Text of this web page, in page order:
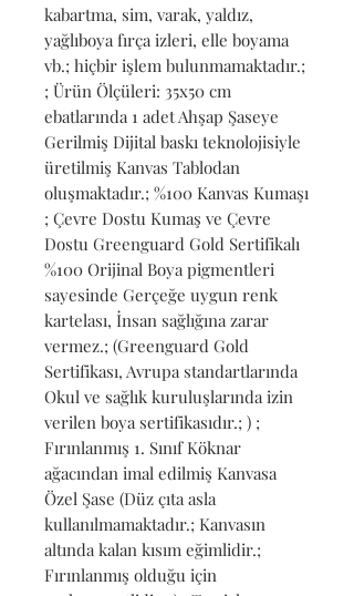
kabartma, sim, varak, yaldız,
yağlıboya fırça izleri, elle boyama
vb.; hiçbir işlem bulunmamaktadır.;
; Ürün Ölçüleri: 35x50 cm
ebatlarında 1 adet Ahşap Şaseye
Gerilmiş Dijital baskı teknolojisiyle
üretilmiş Kanvas Tablodan
oluşmaktadır.; %100 Kanvas Kumaşı
; Çevre Dostu Kumaş ve Çevre
Dostu Greenguard Gold Sertifikalı
%100 Orijinal Boya pigmentleri
sayesinde Gerçeğe uygun renk
kartelası, İnsan sağlığına zarar
vermez.; (Greenguard Gold
Sertifikası, Avrupa standartlarında
Okul ve sağlık kuruluşlarında izin
verilen boya sertifikasıdır.; ) ;
Fırınlanmış 1. Sınıf Köknar
ağacından imal edilmiş Kanvasa
Özel Şase (Düz çıta asla
kullanılmamaktadır.; Kanvasın
altında kalan kısım eğimlidir.;
Fırınlanmış olduğu için